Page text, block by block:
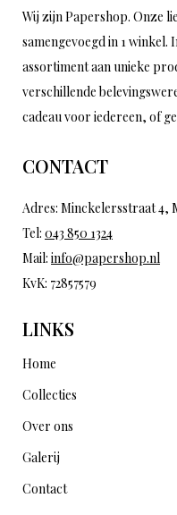
Wij zijn Papershop. Onze
samengevoegd in 1 winkel.
assortiment aan unieke
verschillende
cadeau voor iedereen, of
CONTACT
Adres: Minckelersstraat 4,
Tel: 043 850 1324
Mail: info@papershop.nl
KvK: 72857579
LINKS
Home
Collecties
Over ons
Galerij
Contact